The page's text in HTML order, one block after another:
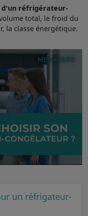
d'un réfrigérateur-
total, le froid du
la classe énergétique.
un réfrigateur-